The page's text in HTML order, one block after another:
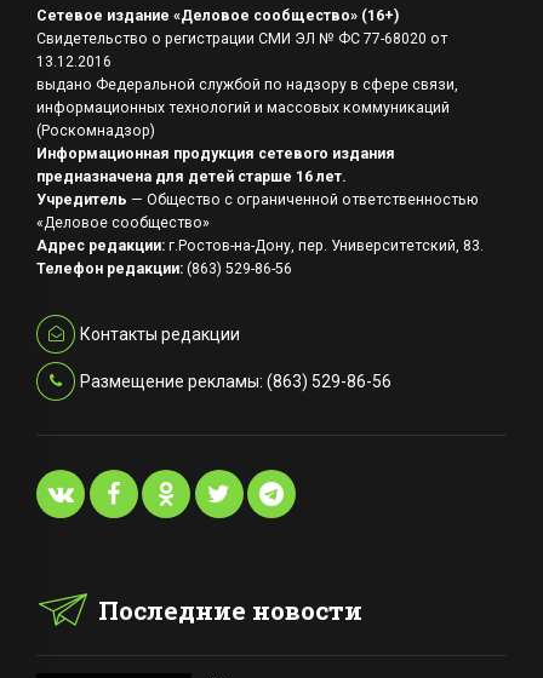
Сетевое издание «Деловое сообщество» (16+)
Свидетельство о регистрации СМИ ЭЛ № ФС 77-68020 от
13.12.2016
выдано Федеральной службой по надзору в сфере связи,
информационных технологий и массовых коммуникаций
(Роскомнадзор)
Информационная продукция сетевого издания
предназначена для детей старше 16 лет.
Учредитель — Общество с ограниченной ответственностью
«Деловое сообщество»
Адрес редакции: г.Ростов-на-Дону, пер. Университетский, 83.
Телефон редакции: (863) 529-86-56
Контакты редакции
Размещение рекламы: (863) 529-86-56
Последние новости